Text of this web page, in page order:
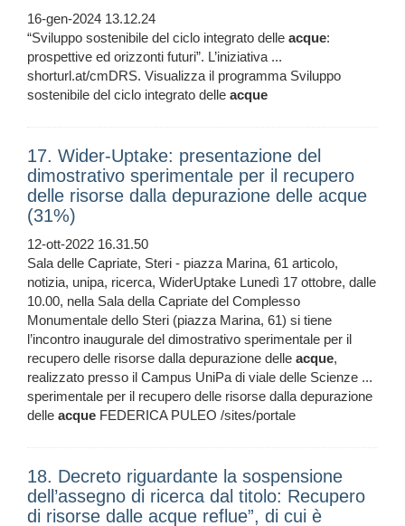
16-gen-2024 13.12.24
“Sviluppo sostenibile del ciclo integrato delle acque:
prospettive ed orizzonti futuri”. L’iniziativa ...
shorturl.at/cmDRS. Visualizza il programma Sviluppo
sostenibile del ciclo integrato delle acque
17. Wider-Uptake: presentazione del
dimostrativo sperimentale per il recupero
delle risorse dalla depurazione delle acque
(31%)
12-ott-2022 16.31.50
Sala delle Capriate, Steri - piazza Marina, 61 articolo,
notizia, unipa, ricerca, WiderUptake Lunedì 17 ottobre, dalle
10.00, nella Sala della Capriate del Complesso
Monumentale dello Steri (piazza Marina, 61) si tiene
l’incontro inaugurale del dimostrativo sperimentale per il
recupero delle risorse dalla depurazione delle acque,
realizzato presso il Campus UniPa di viale delle Scienze ...
sperimentale per il recupero delle risorse dalla depurazione
delle acque FEDERICA PULEO /sites/portale
18. Decreto riguardante la sospensione
dell’assegno di ricerca dal titolo: Recupero
di risorse dalle acque reflue”, di cui è